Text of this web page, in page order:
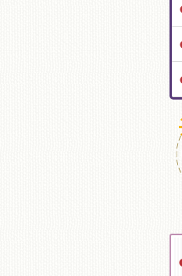
こどもみらい館子育て図